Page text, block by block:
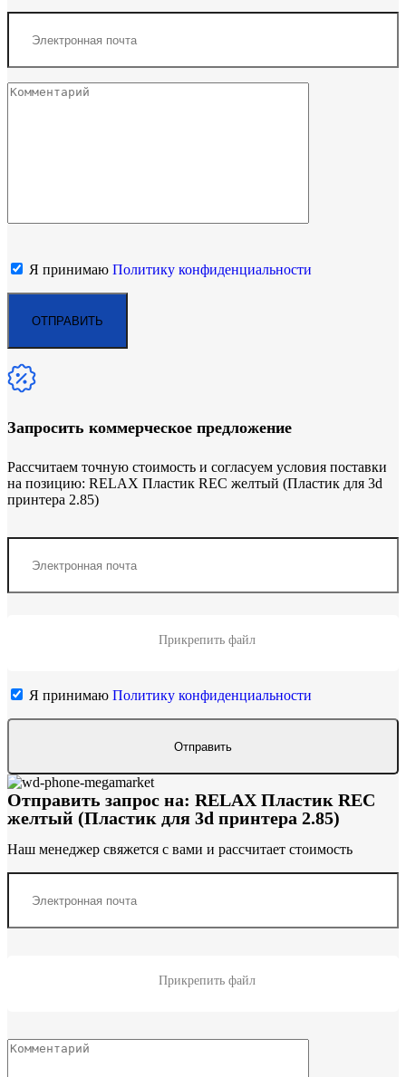
Я принимаю Политику конфиденциальности
Запросить коммерческое предложение
Рассчитаем точную стоимость и согласуем условия поставки
на позицию: RELAX Пластик REC желтый (Пластик для 3d
принтера 2.85)
Прикрепить файл
Я принимаю Политику конфиденциальности
Отправить запрос на: RELAX Пластик REC
желтый (Пластик для 3d принтера 2.85)
Наш менеджер свяжется с вами и рассчитает стоимость
Прикрепить файл